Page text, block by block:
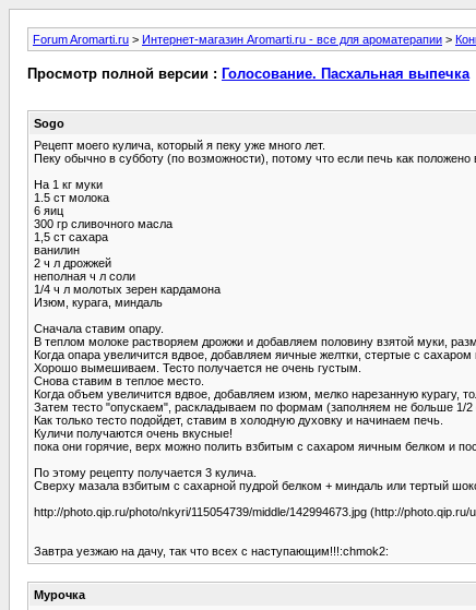
Forum Aromarti.ru > Интернет-магазин Aromarti.ru - все для ароматерапии >
Просмотр полной версии : Голосование. Пасхальная выпечка
Sogo
Рецепт моего кулича, который я пеку уже много лет.
Пеку обычно в субботу (по возможности), потому что если печь как
На 1 кг муки
1.5 ст молока
6 яиц
300 гр сливочного масла
1,5 ст сахара
ванилин
2 ч л дрожжей
неполная ч л соли
1/4 ч л молотых зерен кардамона
Изюм, курага, миндаль
Сначала ставим опару.
В теплом молоке растворяем дрожжи и добавляем половину взятой муки,
Когда опара увеличится вдвое, добавляем яичные желтки, стертые с
Хорошо вымешиваем. Тесто получается не очень густым.
Снова ставим в теплое место.
Когда объем увеличится вдвое, добавляем изюм, мелко нарезанную курагу,
Затем тесто "опускаем", раскладываем по формам (заполняем не больше 1/2
Как только тесто подойдет, ставим в холодную духовку и начинаем печь.
Куличи получаются очень вкусные!
пока они горячие, верх можно полить взбитым с сахаром яичным белком и
По этому рецепту получается 3 кулича.
Сверху мазала взбитым с сахарной пудрой белком + миндаль или тертый
http://photo.qip.ru/photo/nkyri/115054739/middle/142994673.jpg (http://
Завтра уезжаю на дачу, так что всех с наступающим!!!:chmok2:
Мурочка